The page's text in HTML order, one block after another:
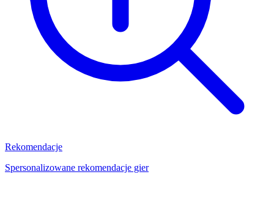
Rekomendacje
Spersonalizowane rekomendacje gier